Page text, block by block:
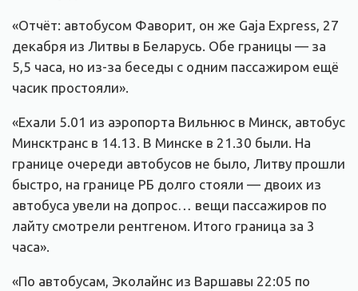
«Отчёт: автобусом Фаворит, он же Gaja Express, 27
декабря из Литвы в Беларусь. Обе границы — за
5,5 часа, но из-за беседы с одним пассажиром ещё
часик простояли».
«Ехали 5.01 из аэропорта Вильнюс в Минск, автобус
Минсктранс в 14.13. В Минске в 21.30 были. На
границе очереди автобусов не было, Литву прошли
быстро, на границе РБ долго стояли — двоих из
автобуса увели на допрос… вещи пассажиров по
лайту смотрели рентгеном. Итого граница за 3
часа».
«По автобусам, Эколайнс из Варшавы 22:05 по